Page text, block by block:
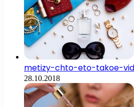
metizy-chto-eto-takoe-
28.10.2018